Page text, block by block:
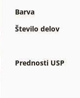
Barva
Število delov
Prednosti USP